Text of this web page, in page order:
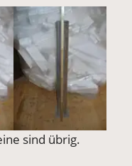
anzeigen
Vergrößerte Version
sind übrig.